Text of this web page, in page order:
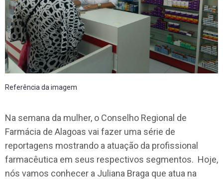
Referência da imagem
Na semana da mulher, o Conselho Regional de
Farmácia de Alagoas vai fazer uma série de
reportagens mostrando a atuação da profissional
farmacêutica em seus respectivos segmentos. Hoje,
nós vamos conhecer a Juliana Braga que atua na